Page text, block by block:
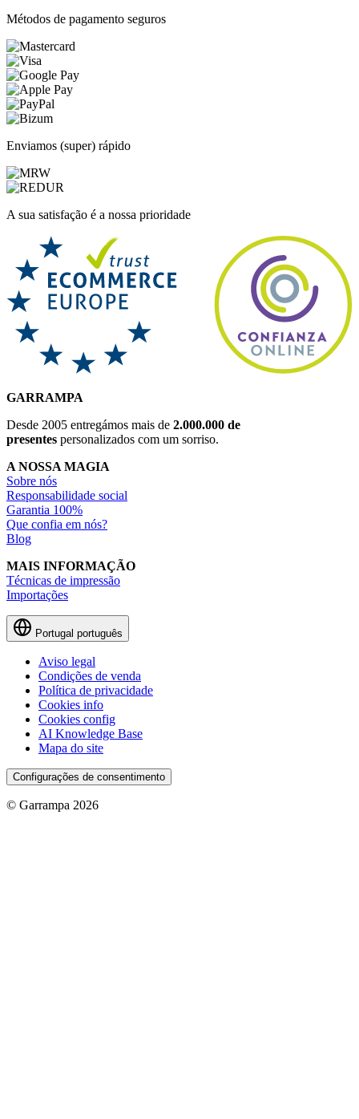
Métodos de pagamento seguros
Enviamos (super) rápido
A sua satisfação é a nossa prioridade
GARRAMPA
Desde 2005 entregámos mais de 2.000.000 de
presentes personalizados com um sorriso.
A NOSSA MAGIA
Sobre nós
Responsabilidade social
Garantia 100%
Que confia em nós?
Blog
MAIS INFORMAÇÃO
Técnicas de impressão
Importações
Portugal português
Aviso legal
Condições de venda
Política de privacidade
Cookies info
Cookies config
AI Knowledge Base
Mapa do site
Configurações de consentimento
© Garrampa 2026